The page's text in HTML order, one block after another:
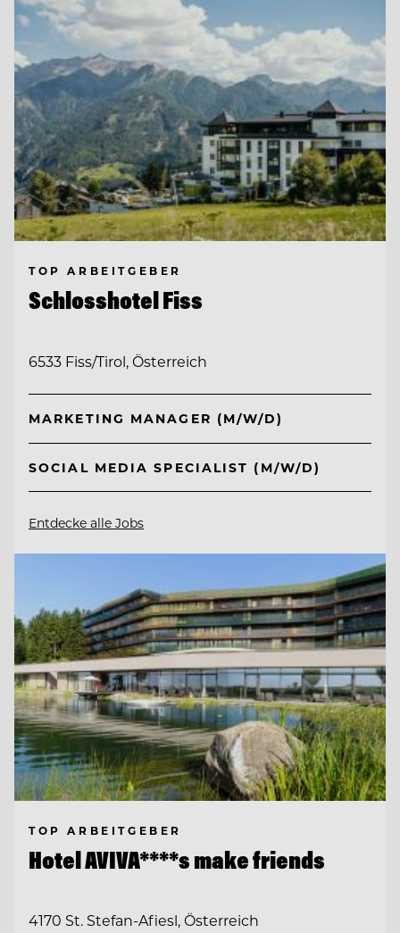
TOP ARBEITGEBER
Schlosshotel Fiss
6533 Fiss/Tirol, Österreich
MARKETING MANAGER (M/W/D)
SOCIAL MEDIA SPECIALIST (M/W/D)
Entdecke alle Jobs
TOP ARBEITGEBER
Hotel AVIVA****s make friends
4170 St. Stefan-Afiesl, Österreich